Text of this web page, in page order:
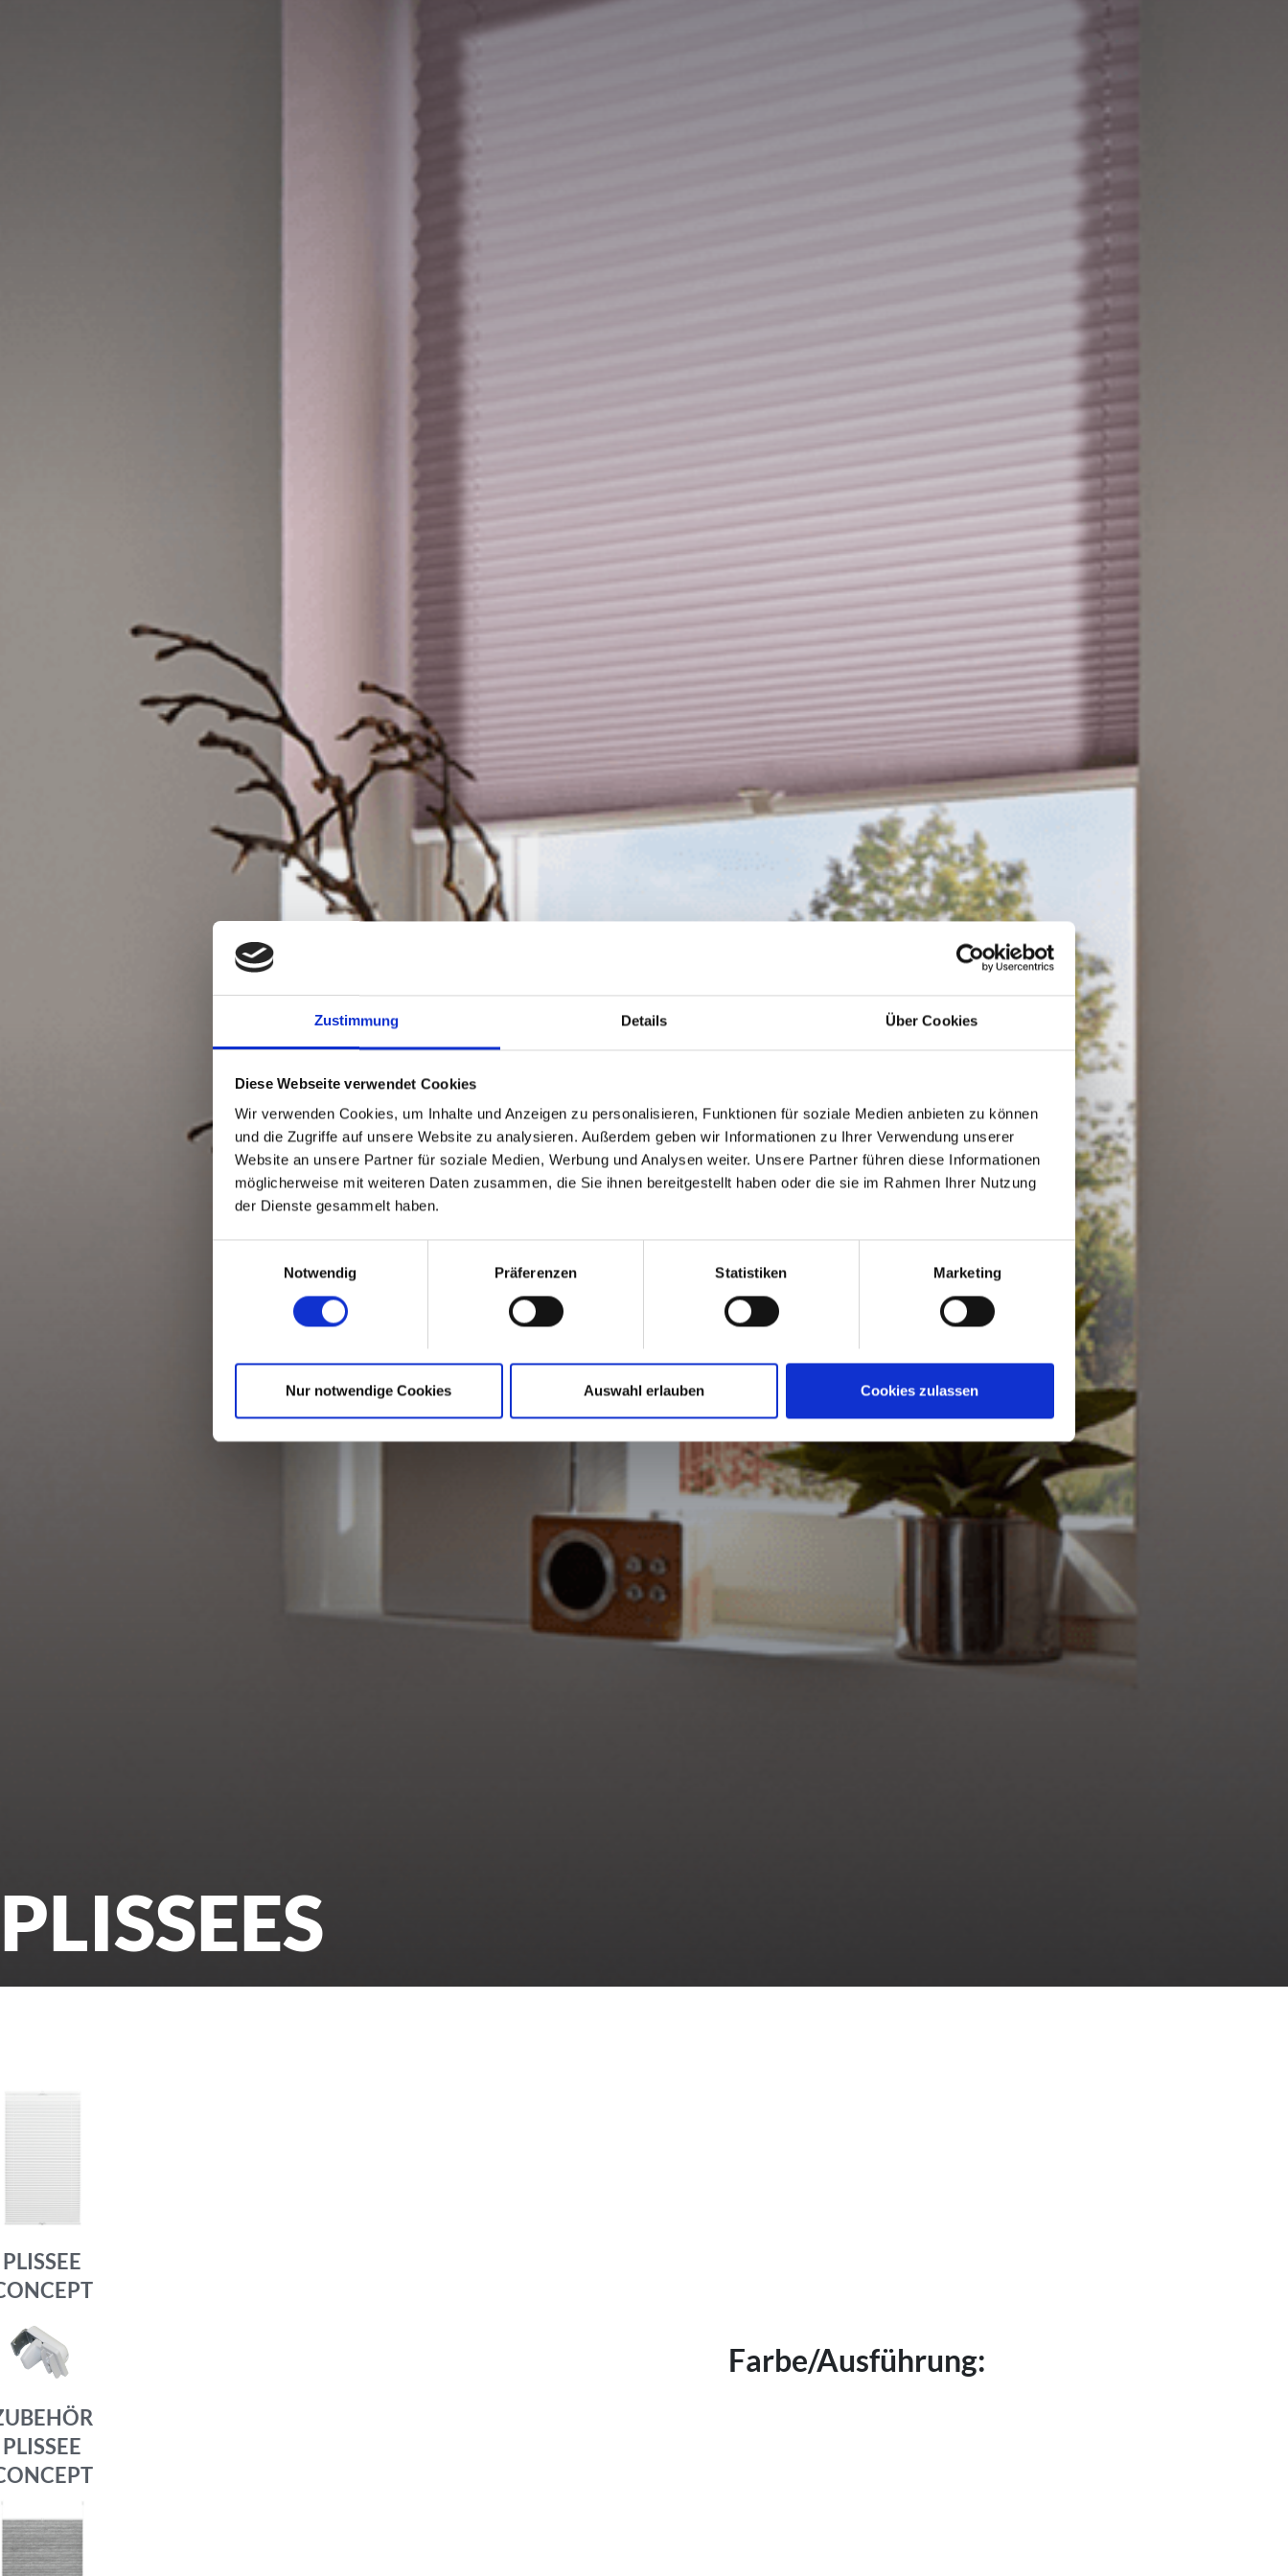
Zustimmung Details Über Cookies
Diese Webseite verwendet Cookies
Wir verwenden Cookies, um Inhalte und Anzeigen zu personalisieren, Funktionen für soziale Medien anbieten zu können
und die Zugriffe auf unsere Website zu analysieren. Außerdem geben wir Informationen zu Ihrer Verwendung unserer
Website an unsere Partner für soziale Medien, Werbung und Analysen weiter. Unsere Partner führen diese Informationen
möglicherweise mit weiteren Daten zusammen, die Sie ihnen bereitgestellt haben oder die sie im Rahmen Ihrer Nutzung
der Dienste gesammelt haben.
Notwendig
Präferenzen Statistiken Marketing
Nur notwendige Cookies Auswahl erlauben Cookies zulassen
PLISSEES
PLISSEE
PLISSEE
Farbe/Ausführung: